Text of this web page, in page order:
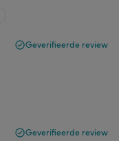
Geverifieerde review
Geverifieerde review